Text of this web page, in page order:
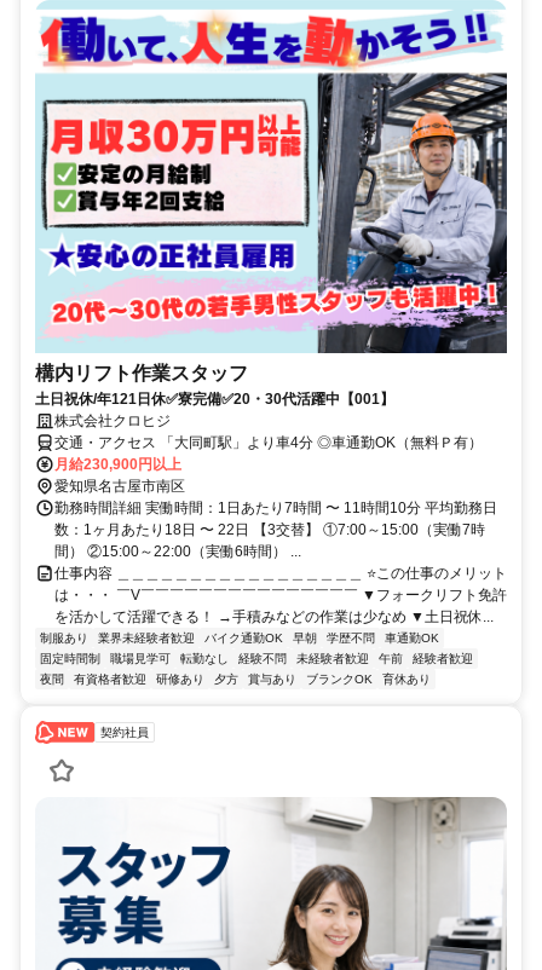
構内リフト作業スタッフ
土日祝休/年121日休✅寮完備✅20・30代活躍中【001】
株式会社クロヒジ
交通・アクセス 「大同町駅」より車4分 ◎車通勤OK（無料Ｐ有）
月給230,900円以上
愛知県名古屋市南区
勤務時間詳細 実働時間：1日あたり7時間 〜 11時間10分 平均勤務日
数：1ヶ月あたり18日 〜 22日 【3交替】 ①7:00～15:00（実働7時
間） ②15:00～22:00（実働6時間） ...
仕事内容 ＿＿＿＿＿＿＿＿＿＿＿＿＿＿＿＿＿ ⭐この仕事のメリット
は・・・ ￣V￣￣￣￣￣￣￣￣￣￣￣￣￣￣￣ ▼フォークリフト免許
を活かして活躍できる！ →手積みなどの作業は少なめ ▼土日祝休...
制服あり 業界未経験者歓迎 バイク通勤OK 早朝 学歴不問
車通勤OK
固定時間制
職場見学可 転勤なし 経験不問 未経験者歓迎 午前
経験者歓迎
夜間
有資格者歓迎 研修あり 夕方 賞与あり ブランクOK 育休あり
契約社員